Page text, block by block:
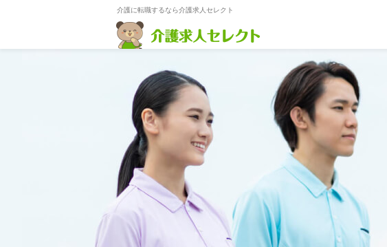
介護に転職するなら介護求人セレクト